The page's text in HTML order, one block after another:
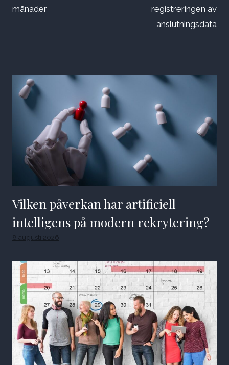
månader
registreringen av
anslutningsdata
Vilken påverkan har artificiell
intelligens på modern rekrytering?
8 augusti 2026